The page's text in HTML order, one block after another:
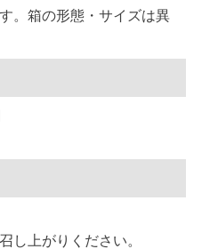
。箱の形態・サイズは異
し上がりください。